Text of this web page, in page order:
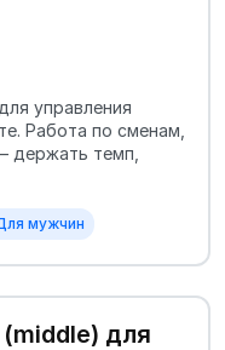
управления
Работа по сменам,
держать темп,
мужчин
для